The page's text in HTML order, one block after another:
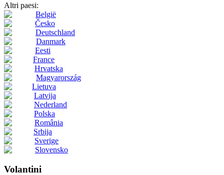
Altri paesi:
België
Česko
Deutschland
Danmark
Eesti
France
Hrvatska
Magyarország
Lietuva
Latvija
Nederland
Polska
România
Srbija
Sverige
Slovensko
Volantini